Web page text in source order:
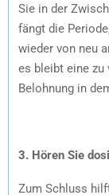
Sie in der
fängt die
wieder von neu
es bleibt eine zu
Belohnung in
3. Hören Sie
Zum Schluss